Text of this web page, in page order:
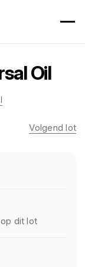
Oil
Volgend lot
dit lot